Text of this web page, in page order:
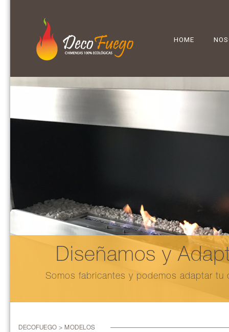
HOME
Diseñamos y
Somos fabricantes y podemos adaptar
DECOFUEGO > MODELOS